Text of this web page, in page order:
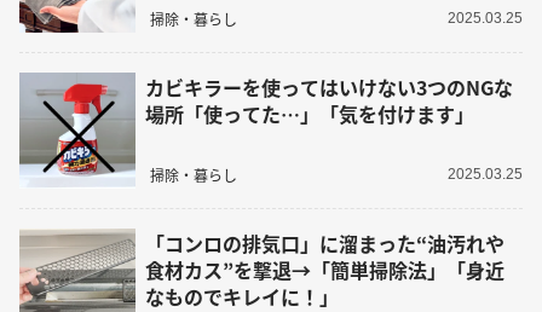
掃除・暮らし 2025.03.25
カビキラーを使ってはいけない3つのNGな
場所「使ってた…」「気を付けます」
掃除・暮らし 2025.03.25
「コンロの排気口」に溜まった“油汚れや
食材カス”を撃退→「簡単掃除法」「身近
なものでキレイに！」